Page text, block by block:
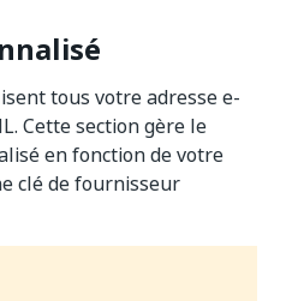
tous votre adresse e-
Cette section gère le
en fonction de votre
clé de fournisseur